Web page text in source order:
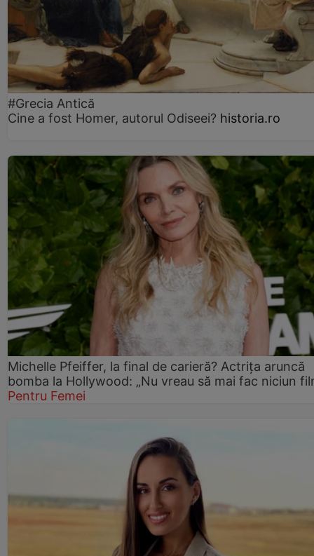
#Grecia Antică
Cine a fost Homer, autorul Odiseei? historia.ro
Michelle Pfeiffer, la final de carieră? Actrița aruncă
bomba la Hollywood: „Nu vreau să mai fac niciun
Pentru Femei